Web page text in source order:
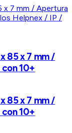
85 x 7 mm /
10+
85 x 7 mm /
10+